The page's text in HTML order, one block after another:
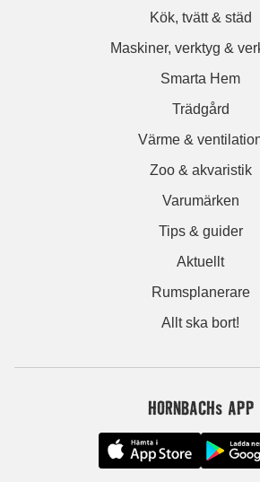
Kök, tvätt & städ
Maskiner, verktyg &
Smarta Hem
Trädgård
Värme &
Zoo & akvaristik
Varumärken
Tips & guider
Aktuellt
Rumsplanerare
Allt ska bort!
HORNBACHs APP